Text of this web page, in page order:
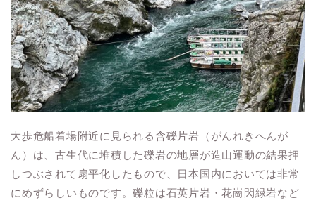
大歩危船着場附近に見られる含礫片岩（がんれきへんが
ん）は、古生代に堆積した礫岩の地層が造山運動の結果押
しつぶされて扇平化したもので、日本国内においては非常
にめずらしいものです。礫粒は石英片岩・花崗閃緑岩など